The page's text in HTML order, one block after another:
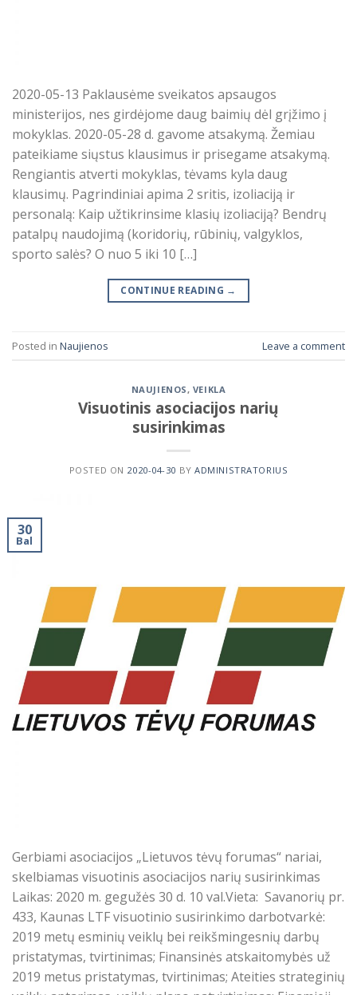
2020-05-13 Paklausėme sveikatos apsaugos
ministerijos, nes girdėjome daug baimių dėl grįžimo į
mokyklas. 2020-05-28 d. gavome atsakymą. Žemiau
pateikiame siųstus klausimus ir prisegame atsakymą.
Rengiantis atverti mokyklas, tėvams kyla daug
klausimų. Pagrindiniai apima 2 sritis, izoliaciją ir
personalą: Kaip užtikrinsime klasių izoliaciją? Bendrų
patalpų naudojimą (koridorių, rūbinių, valgyklos,
sporto salės? O nuo 5 iki 10 […]
CONTINUE READING →
Posted in Naujienos Leave a comment
NAUJIENOS, VEIKLA
Visuotinis asociacijos narių
susirinkimas
POSTED ON 2020-04-30 BYADMINISTRATORIUS
30
Bal
Gerbiami asociacijos „Lietuvos tėvų forumas“ nariai,
skelbiamas visuotinis asociacijos narių susirinkimas
Laikas: 2020 m. gegužės 30 d. 10 val.Vieta: Savanorių pr.
433, Kaunas LTF visuotinio susirinkimo darbotvarkė:
2019 metų esminių veiklų bei reikšmingesnių darbų
pristatymas, tvirtinimas; Finansinės atskaitomybės už
2019 metus pristatymas, tvirtinimas; Ateities strateginių